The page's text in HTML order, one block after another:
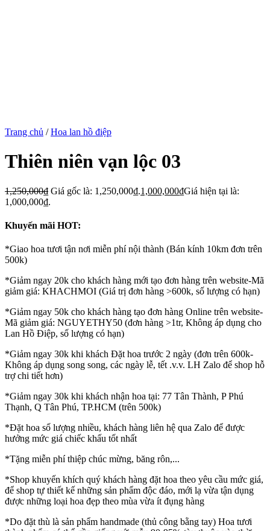
Trang chủ / Hoa lan hồ điệp
Thiên niên vạn lộc 03
1,250,000₫ Giá gốc là: 1,250,000₫.1,000,000₫Giá hiện tại là:
1,000,000₫.
Khuyến mãi HOT:
*Giao hoa tươi tận nơi miễn phí nội thành (Bán kính 10km đơn trên
500k)
*Giảm ngay 20k cho khách hàng mới tạo đơn hàng trên website-Mã
giảm giá: KHACHMOI (Giá trị đơn hàng >600k, số lượng có hạn)
*Giảm ngay 50k cho khách hàng tạo đơn hàng Online trên website-
Mã giảm giá: NGUYETHY50 (đơn hàng >1tr, Không áp dụng cho
Lan Hồ Điệp, số lượng có hạn)
*Giảm ngay 30k khi khách Đặt hoa trước 2 ngày (đơn trên 600k-
Không áp dụng song song, các ngày lễ, tết .v.v. LH Zalo để shop hỗ
trợ chi tiết hơn)
*Giảm ngay 30k khi khách nhận hoa tại: 77 Tân Thành, P Phú
Thạnh, Q Tân Phú, TP.HCM (trên 500k)
*Đặt hoa số lượng nhiều, khách hàng liên hệ qua Zalo để được
hưởng mức giá chiếc khấu tốt nhất
*Tặng miễn phí thiệp chúc mừng, băng rôn,...
*Shop khuyến khích quý khách hàng đặt hoa theo yêu cầu mức giá,
để shop tự thiết kế những sản phẩm độc đáo, mới lạ vừa tận dụng
được những loại hoa đẹp theo mùa vừa ít đụng hàng
*Do đặt thù là sản phẩm handmade (thủ công bằng tay) Hoa tươi